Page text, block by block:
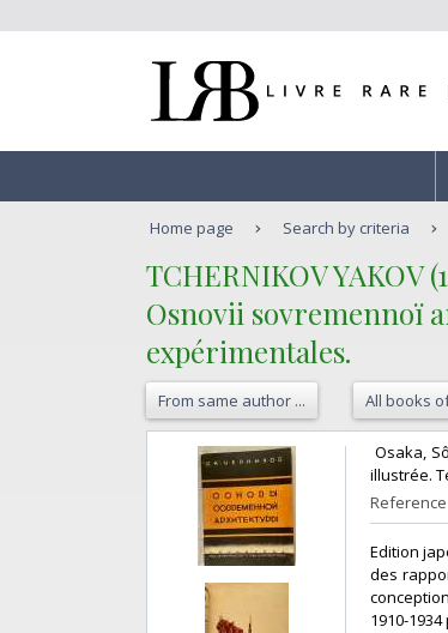
Home page Search by criteria
‎TCHERNIKOV YAKOV
‎Osnovii sovremennoï
expérimentales.‎
From same author ... All books
Osaka,
illustrée.
Reference
‎Edition
des
1910-1934